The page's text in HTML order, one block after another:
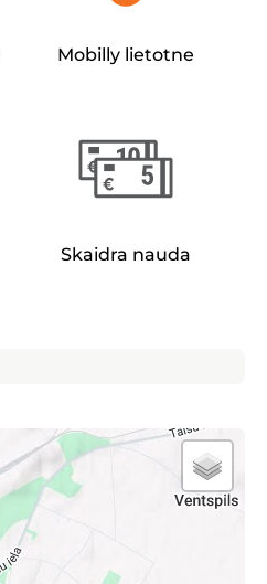
Mobilly lietotne
Skaidra nauda